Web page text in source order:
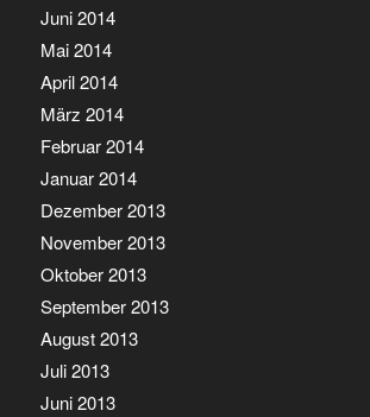
Juni 2014
Mai 2014
April 2014
März 2014
Februar 2014
Januar 2014
Dezember 2013
November 2013
Oktober 2013
September 2013
August 2013
Juli 2013
Juni 2013